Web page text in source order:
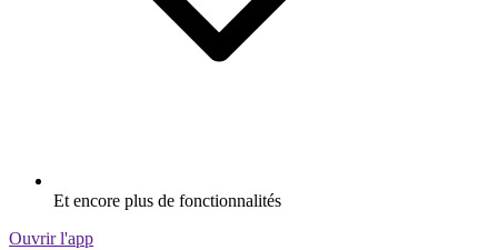
Et encore plus de fonctionnalités
Ouvrir l'app